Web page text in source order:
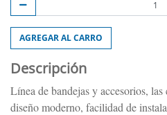
AGREGAR AL CARRO
Descripción
Línea de bandejas y accesorios, las
diseño moderno, facilidad de